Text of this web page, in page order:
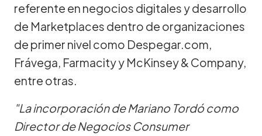
referente en negocios digitales y desarrollo
de Marketplaces dentro de organizaciones
de primer nivel como Despegar.com,
Frávega, Farmacity y McKinsey & Company,
entre otras.
"La incorporación de Mariano Tordó como
Director de Negocios Consumer